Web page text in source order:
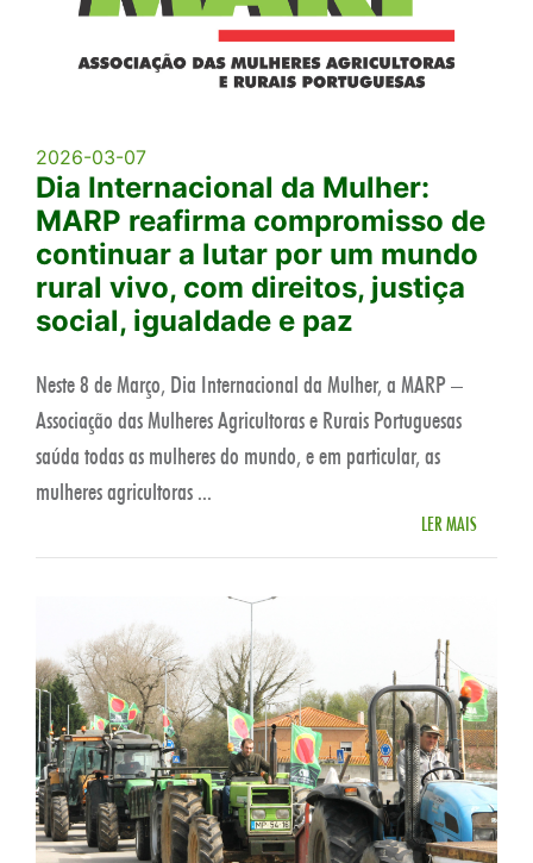
2026-03-07
Dia Internacional da Mulher:
MARP reafirma compromisso de
continuar a lutar por um mundo
rural vivo, com direitos, justiça
social, igualdade e paz
Neste 8 de Março, Dia Internacional da Mulher, a MARP –
Associação das Mulheres Agricultoras e Rurais Portuguesas
saúda todas as mulheres do mundo, e em particular, as
mulheres agricultoras ...
LER MAIS